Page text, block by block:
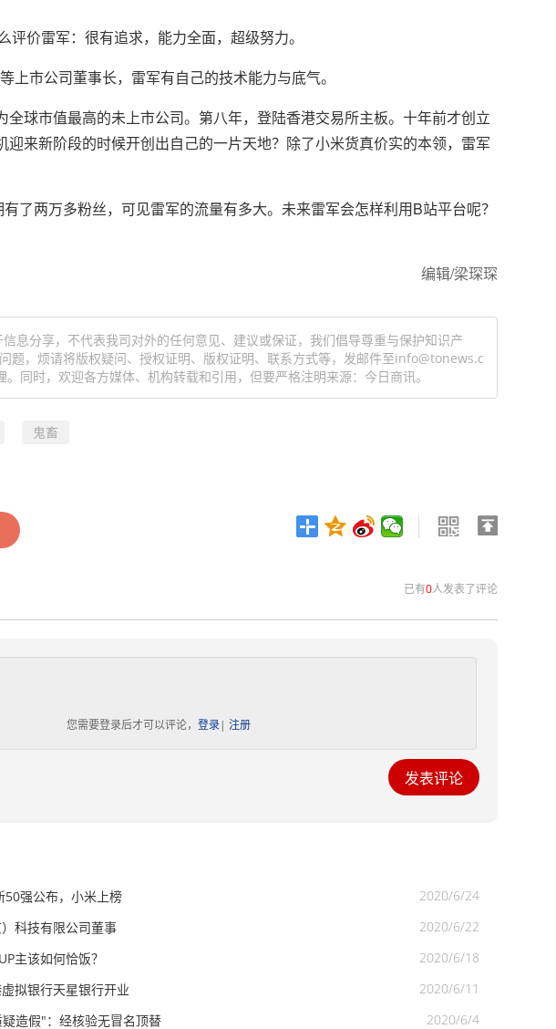
评价雷军：很有追求，能力全面，超级努力。
上市公司董事长，雷军有自己的技术能力与底气。
全球市值最高的未上市公司。第八年，登陆香港交易所主板。十年前才创立
迎来新阶段的时候开创出自己的一片天地？除了小米货真价实的本领，雷军
了两万多粉丝，可见雷军的流量有多大。未来雷军会怎样利用B站平台呢？
编辑/梁琛琛
息分享，不代表我司对外的任何意见、建议或保证，我们倡导尊重与保护知识产
题，烦请将版权疑问、授权证明、版权证明、联系方式等，发邮件至info@tonews.c
同时，欢迎各方媒体、机构转载和引用，但要严格注明来源：今日商讯。
鬼畜
已有0人发表了评论
您需要登录后才可以评论， 登录| 注册
50强公布，小米上榜
2020/6/24
科技有限公司董事
2020/6/22
主该如何恰饭？
2020/6/18
拟银行天星银行开业
2020/6/11
造假"：经核验无冒名顶替
2020/6/4